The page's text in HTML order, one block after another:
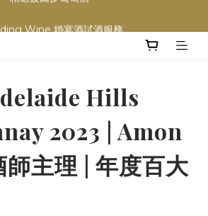
或買滿 $1200 (不限支數) 皆可享免費送貨
Hills
2023 | Amon
師主理 | 年度百大